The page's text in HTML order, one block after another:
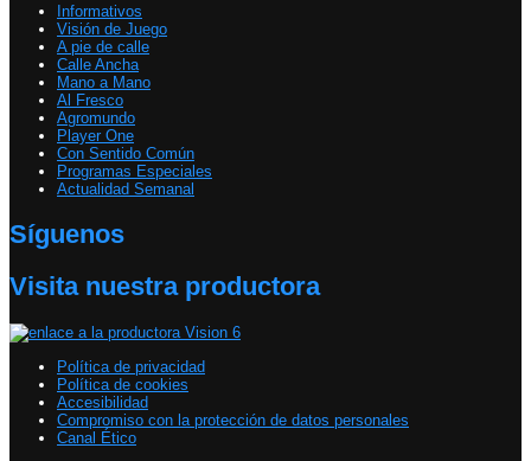
Informativos
Visión de Juego
A pie de calle
Calle Ancha
Mano a Mano
Al Fresco
Agromundo
Player One
Con Sentido Común
Programas Especiales
Actualidad Semanal
Síguenos
Visita nuestra productora
Política de privacidad
Política de cookies
Accesibilidad
Compromiso con la protección de datos personales
Canal Ético